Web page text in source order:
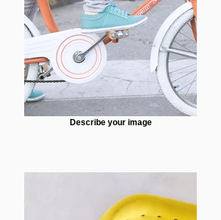
Describe your image